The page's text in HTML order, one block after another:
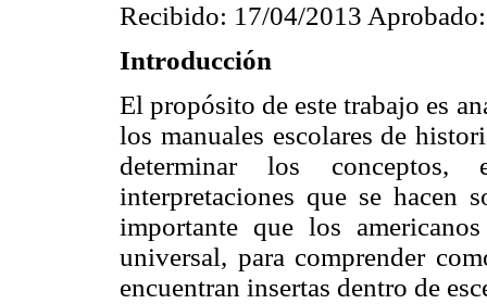
Recibido: 17/04/2013
Introducción
El propósito de este trabajo es
los manuales escolares de
determinar los conceptos,
interpretaciones que se hacen
importante que los
universal, para comprender
encuentran insertas dentro de